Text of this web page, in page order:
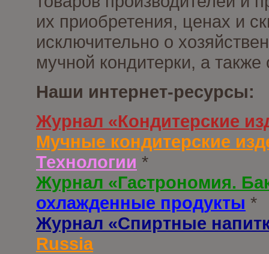
их приобретения, ценах и
исключительно о
мучной кондитерки, а
Наши интернет-ресурсы:
Журнал «Кондитерские
Мучные кондитерские
Технологии *
Журнал «Гастрономия.
охлажденные продукты *
Журнал «Спиртные
Russia